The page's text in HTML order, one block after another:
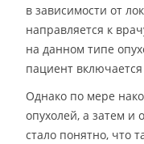
в зависимости от
направляется к
на данном типе
пациент
Однако по мере
опухолей, а затем и
стало понятно, что